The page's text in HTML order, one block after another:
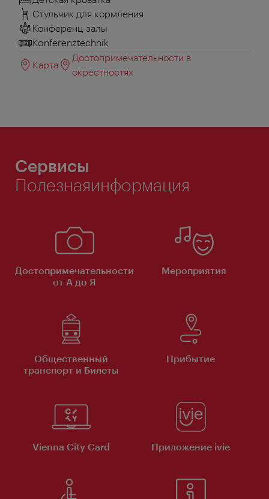
Стульчик для кормления
Конференц-залы
Konferenztechnik
Карта
Достопримечательности в
окрестностях
Сервисы
Полезнаяинформация
Достопримечательности
от А до Я
Мероприятия
Общественный
транспорт и Билеты
Прибытие
Vienna City Card Приложение ivie